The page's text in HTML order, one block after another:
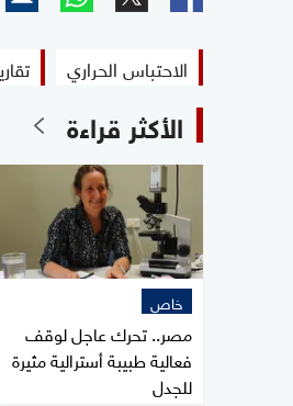
الاحتباس الحراري
الأكثر قراءة
خاص
مصر.. تحرك عاجل لوقف
فعالية طبيبة أسترالية مثيرة
للجدل